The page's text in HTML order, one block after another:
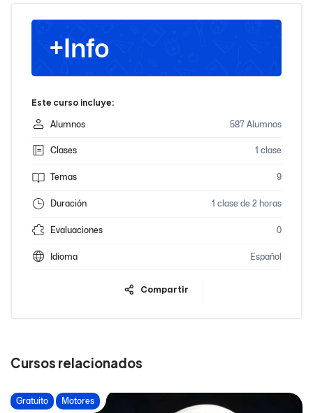
+Info
Este curso incluye:
Alumnos 587 Alumnos
Clases 1 clase
Temas 9
Duración 1 clase de 2 horas
Evaluaciones 0
Idioma Español
Compartir
Cursos relacionados
Gratuito Motores